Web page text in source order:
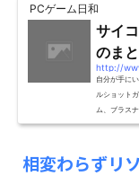
PCゲーム日和
サイ
のま
http://
自分が手に
ルショット
ム、ブラス
相変わらずリ